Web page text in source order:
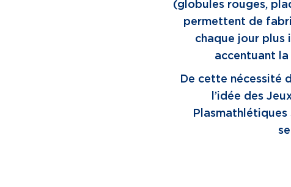
(globules rouges,
permettent de
chaque jour plus
accentuant la
De cette nécessité
l’idée des